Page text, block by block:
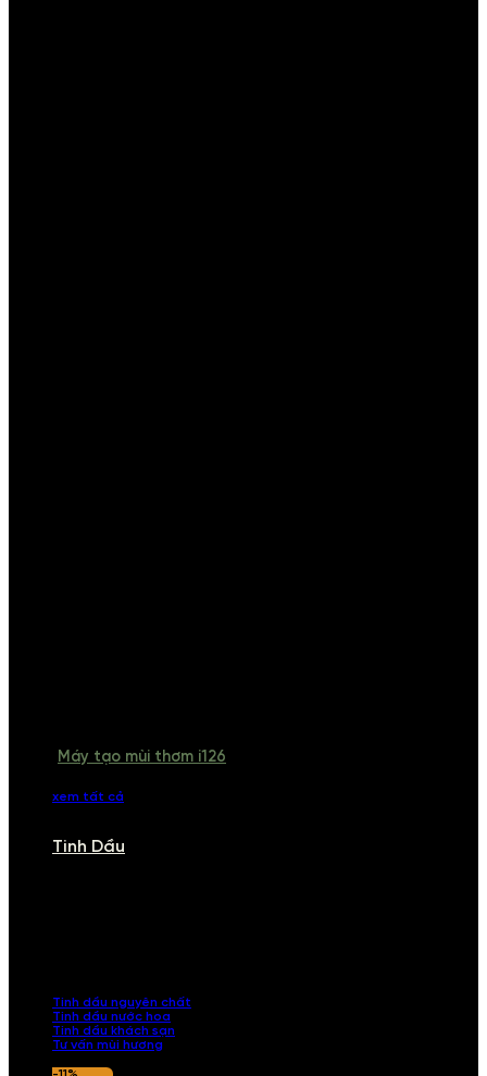
Máy tạo mùi thơm i126
xem tất cả
Tinh Dầu
Tinh dầu nguyên chất
Tinh dầu nước hoa
Tinh dầu khách sạn
Tư vấn mùi hương